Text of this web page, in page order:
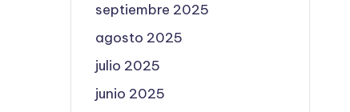
septiembre 2025
agosto 2025
julio 2025
junio 2025